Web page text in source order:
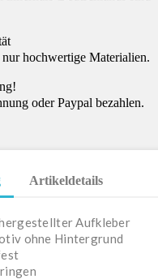
hochwertige Materialien.
oder Paypal bezahlen.
Artikeldetails
Aufkleber
ohne Hintergrund